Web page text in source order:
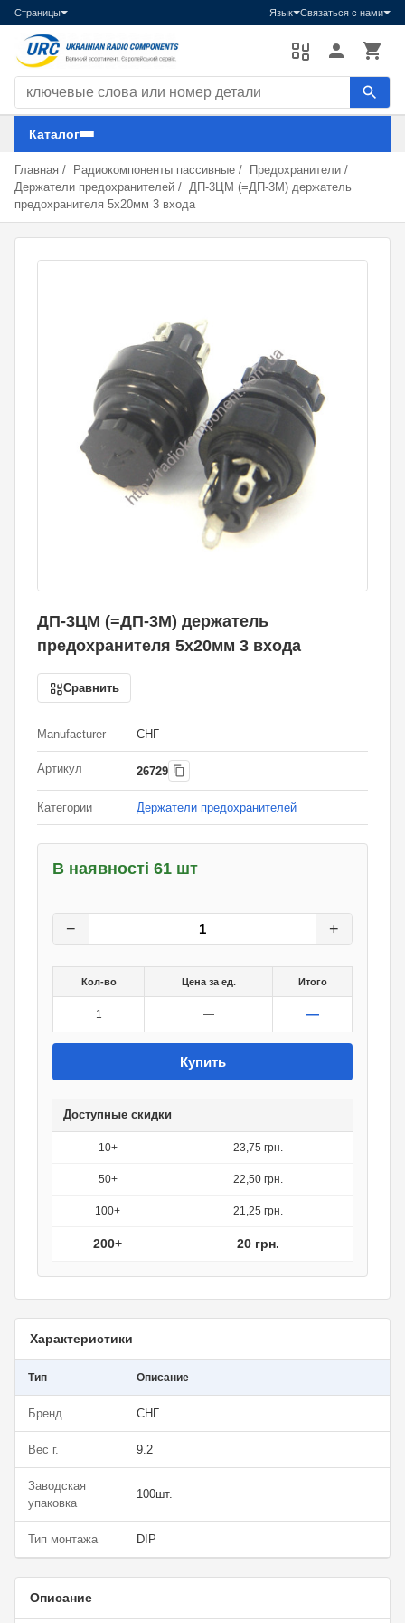
Страницы Язык Связаться с нами
Каталог
Главная / Радиокомпоненты пассивные / Предохранители /
Держатели предохранителей / ДП-3ЦМ (=ДП-3М) держатель
предохранителя 5х20мм 3 входа
ДП-3ЦМ (=ДП-3М) держатель
предохранителя 5х20мм 3 входа
Сравнить
Manufacturer СНГ
Артикул 26729
Категории Держатели предохранителей
В наявності 61 шт
− +
Кол-во Цена за ед. Итого
1 — —
Купить
Доступные скидки
10+ 23,75 грн.
50+ 22,50 грн.
100+ 21,25 грн.
200+ 20 грн.
Характеристики
Тип Описание
Бренд СНГ
Вес г. 9.2
Заводская
упаковка
100шт.
Тип монтажа DIP
Описание